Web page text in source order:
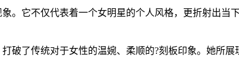
。它不仅代表着一个女明星的个人风格，更折射出当
破了传统对于女性的温婉、柔顺的?刻板印象。她所